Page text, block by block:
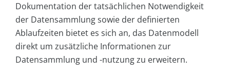
Dokumentation der tatsächlichen Notwendigkeit
der Datensammlung sowie der definierten
Ablaufzeiten bietet es sich an, das Datenmodell
direkt um zusätzliche Informationen zur
Datensammlung und -nutzung zu erweitern.